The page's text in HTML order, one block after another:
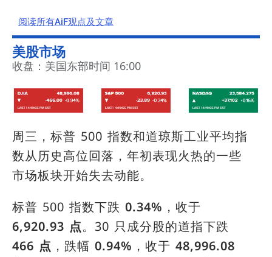
阅读所有AiF观点及文章
美股市场
收盘：美国东部时间 16:00
周三，标普 500 指数和道琼斯工业平均指
数从历史高位回落，年初表现火热的一些
市场板块开始失去动能。
标普 500 指数下跌 0.34% ，收于
6,920.93 点。30 只成分股的道指下跌
466 点 ，跌幅 0.94% ，收于 48,996.08